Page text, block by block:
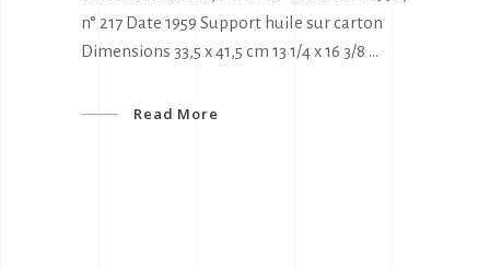
n° 217 Date 1959 Support huile sur carton
Dimensions 33,5 x 41,5 cm 13 1/4 x 16 3/8
Read More